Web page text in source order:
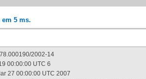
5 ms.
2002-14
00:00:00 UTC 6
27 00:00:00 UTC 2007